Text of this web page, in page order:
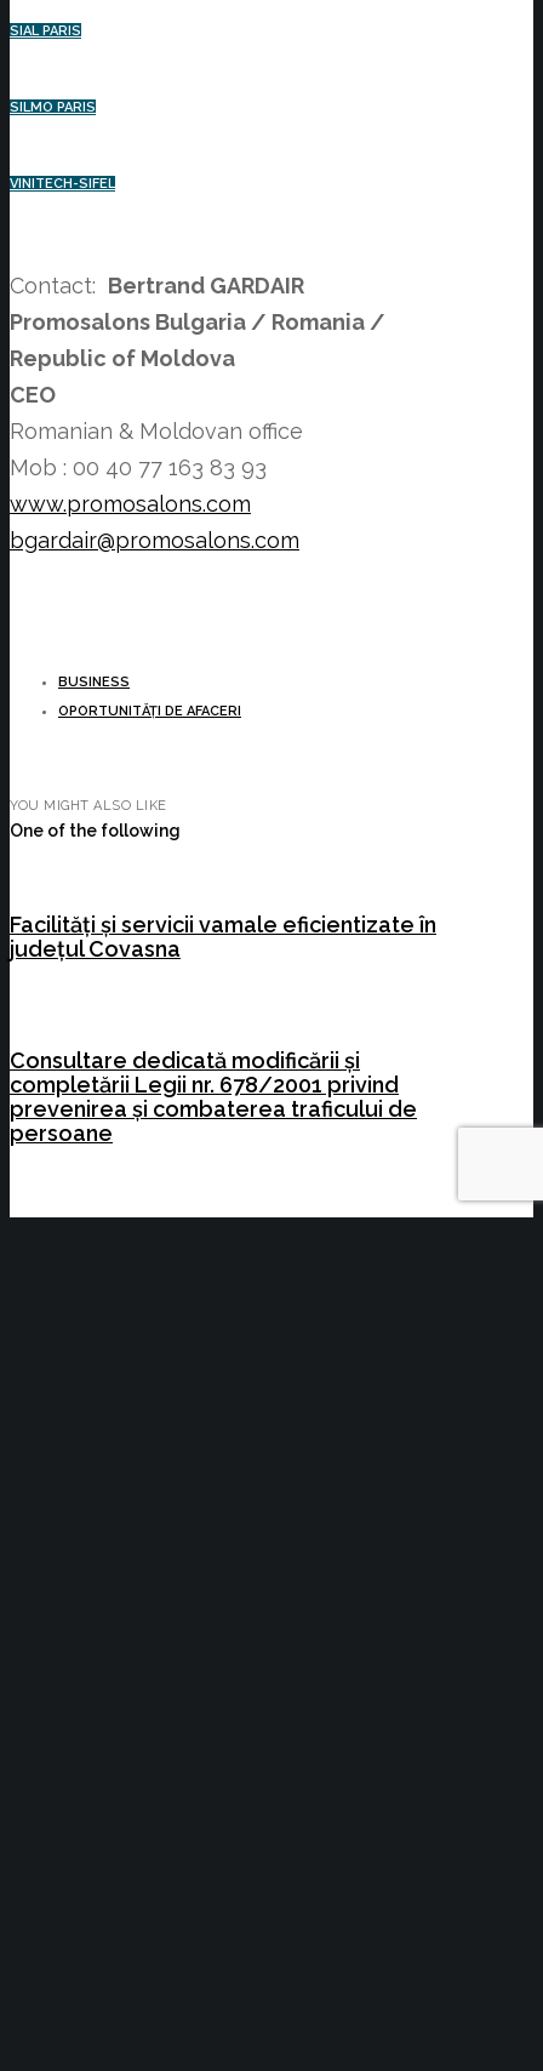
SIAL PARIS
SILMO PARIS
VINITECH-SIFEL
Contact: Bertrand GARDAIR
Promosalons Bulgaria / Romania /
Republic of Moldova
CEO
Romanian & Moldovan office
Mob : 00 40 77 163 83 93
www.promosalons.com
bgardair@promosalons.com
BUSINESS
OPORTUNITĂȚI DE AFACERI
YOU MIGHT ALSO LIKE
One of the following
Facilități și servicii vamale eficientizate în
județul Covasna
Consultare dedicată modificării și
completării Legii nr. 678/2001 privind
prevenirea și combaterea traficului de
persoane